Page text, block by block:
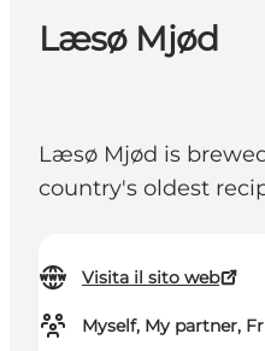
Læsø Mjød
Læsø Mjød is
country's oldest
Visita il sito web
Myself, My partner,